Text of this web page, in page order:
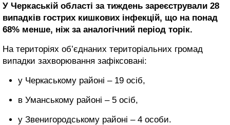
У Черкаській області за тиждень зареєстрували 28
випадків гострих кишкових інфекцій, що на понад
68% менше, ніж за аналогічний період торік.
На територіях об’єднаних територіальних громад
випадки захворювання зафіксовані:
у Черкаському районі – 19 осіб,
в Уманському районі – 5 осіб,
у Звенигородському районі – 4 особи.